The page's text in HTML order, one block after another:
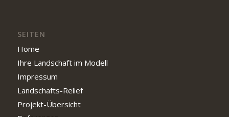
SEITEN
Home
Ihre Landschaft im Modell
Impressum
Landschafts-Relief
Projekt-Übersicht